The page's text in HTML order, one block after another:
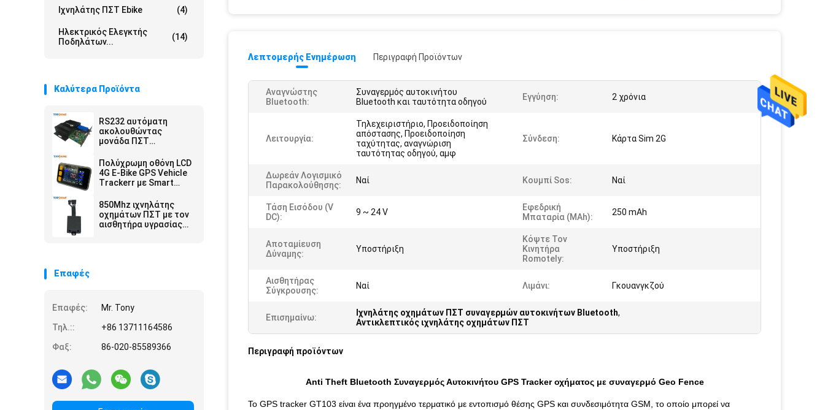
Ιχνηλάτης ΠΣΤ Ebike (4)
Ηλεκτρικός Ελεγκτής
Ποδηλάτων...
(14)
Καλύτερα Προϊόντα
RS232 αυτόματη
ακολουθώντας
μονάδα ΠΣΤ
αυτοκινήτων με τη
κάμερα RFID
Πολύχρωμη οθόνη LCD
4G E-Bike GPS Vehicle
Trackerr με Smart
850Mhz ιχνηλάτης
οχημάτων ΠΣΤ με τον
αισθητήρα υγρασίας
Επαφές
Επαφές:
Mr. Tony
Τηλ.::
+86 13711164586
Φαξ:
86-020-85589366
Λεπτομερής Ενημέρωση Περιγραφή Προϊόντων
Αναγνώστης
Bluetooth:
Συναγερμός αυτοκινήτου
Bluetooth και ταυτότητα οδηγού
Εγγύηση: 2 χρόνια
Λειτουργία:
Τηλεχειριστήριο, Προειδοποίηση
απόστασης, Προειδοποίηση
ταχύτητας, αναγνώριση
ταυτότητας οδηγού, αμφ
Σύνδεση: Κάρτα Sim 2G
Δωρεάν Λογισμικό
Παρακολούθησης:
Ναί Κουμπί Sos: Ναί
Τάση Εισόδου (V
DC):
9 ~ 24 V
Εφεδρική
Μπαταρία (mAh):
250 mAh
Αποταμίευση
Δύναμης:
Υποστήριξη
Κόψτε Τον
Κινητήρα
Romotely:
Υποστήριξη
Αισθητήρας
Σύγκρουσης:
Ναί Λιμάνι: Γκουανγκζού
Επισημαίνω: Ιχνηλάτης οχημάτων ΠΣΤ συναγερμών αυτοκινήτων Bluetooth,
Αντικλεπτικός ιχνηλάτης οχημάτων ΠΣΤ
Περιγραφή προϊόντων
Anti Theft Bluetooth Συναγερμός Αυτοκινήτου GPS Tracker οχήματος με συναγερμό Geo Fence
Το GPS tracker GT103 είναι ένα προηγμένο τερματικό με εντοπισμό θέσης GPS και συνδεσιμότητα GSM, το οποίο μπορεί να